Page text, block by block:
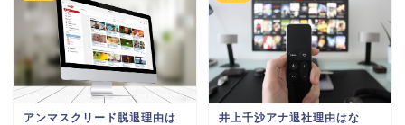
アンマスクリード脱退理由は
井上千沙アナ退社理由はな